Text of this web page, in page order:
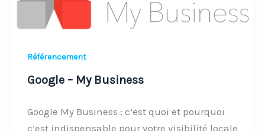
Référencement
Google – My Business
Google My Business : c’est quoi et pourquoi
c’est indispensable pour votre visibilité locale